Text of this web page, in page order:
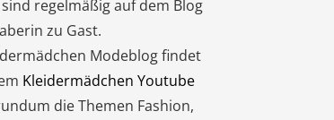
regelmäßig auf dem Blog
zu Gast.
Modeblog findet
Kleidermädchen Youtube
die Themen Fashion,